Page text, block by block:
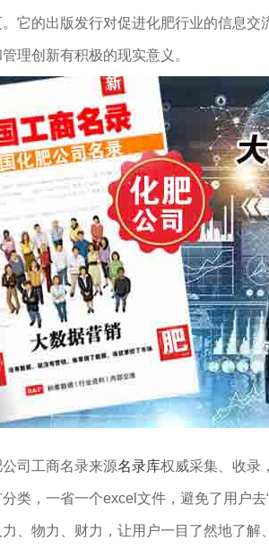
它的出版发行对促进化肥行业的信息交
理创新有积极的现实意义。
司工商名录来源名录库权威采集、收录
类，一省一个excel文件，避免了用户
、物力、财力，让用户一目了然地了解